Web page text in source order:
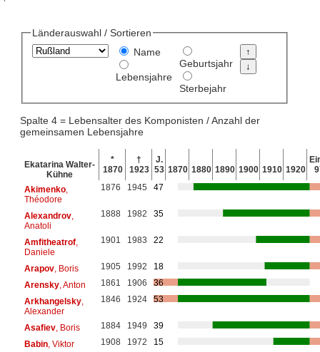
Länderauswahl / Sortieren
Name
Lebensjahre
Geburtsjahr
Sterbejahr
Spalte 4 = Lebensalter des Komponisten / Anzahl der
gemeinsamen Lebensjahre
Ekatarina Walter-
Kühne
*
1870
†
1923
J.
53 1870 1880 1890 1900 1910 1920
Akimenko,
Théodore
1876 1945 47
Alexandrov,
Anatoli
1888 1982 35
Amfitheatrof,
Daniele
1901 1983 22
Arapov, Boris 1905 1992
18
Arensky, Anton 1861 1906
36
Arkhangelsky,
Alexander
1846 1924 53
Asafiev, Boris 1884 1949
39
Babin, Viktor 1908 1972
15